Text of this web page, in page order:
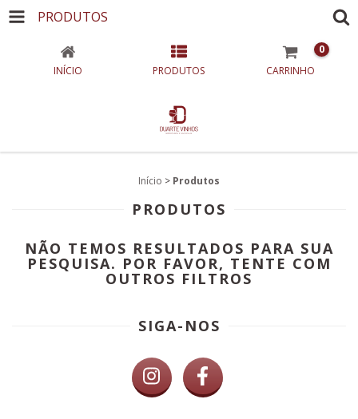
PRODUTOS
INÍCIO PRODUTOS CARRINHO
0
Início > Produtos
PRODUTOS
NÃO TEMOS RESULTADOS PARA SUA
PESQUISA. POR FAVOR, TENTE COM
OUTROS FILTROS
SIGA-NOS